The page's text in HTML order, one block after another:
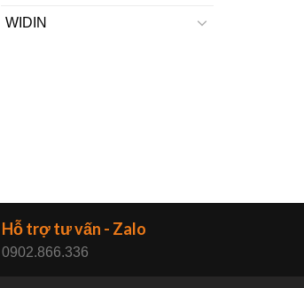
WIDIN
Hỗ trợ tư vấn - Zalo
0902.866.336